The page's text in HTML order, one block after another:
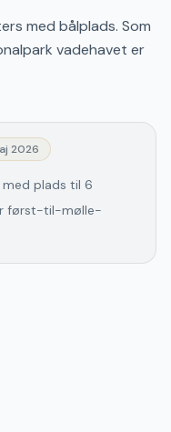
med bålplads. Som
vadehavet er
2026
plads til 6
først-til-mølle-